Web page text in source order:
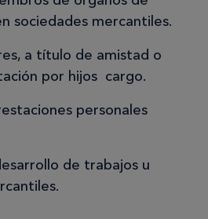
sociedades mercantiles.
a título de amistad o
por hijos cargo.
personales
de trabajos u